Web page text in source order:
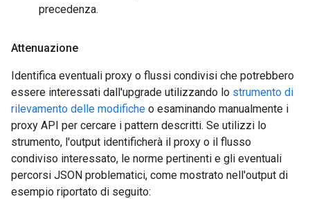
precedenza.
Attenuazione
Identifica eventuali proxy o flussi condivisi che potrebbero
essere interessati dall'upgrade utilizzando lo strumento di
rilevamento delle modifiche o esaminando manualmente i
proxy API per cercare i pattern descritti. Se utilizzi lo
strumento, l'output identificherà il proxy o il flusso
condiviso interessato, le norme pertinenti e gli eventuali
percorsi JSON problematici, come mostrato nell'output di
esempio riportato di seguito: